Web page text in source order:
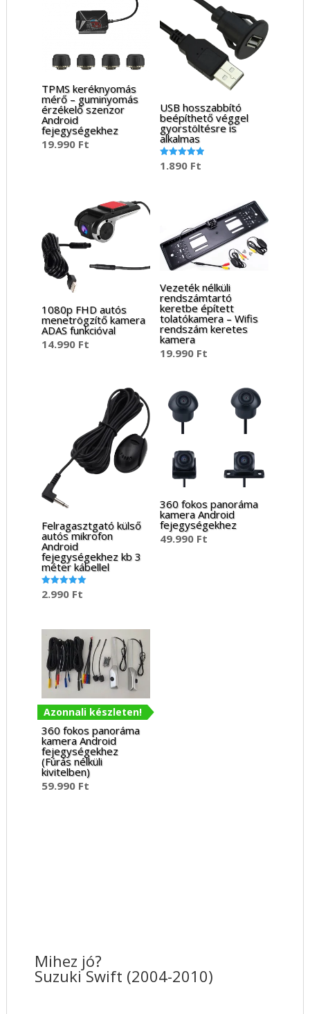
TPMS keréknyomás
mérő – guminyomás
érzékelő szenzor
Android
fejegységekhez
19.990 Ft
USB hosszabbító
beépíthető véggel
gyorstöltésre is
alkalmas
Értékelés:
5.00
1.890 Ft
1080p FHD autós
menetrögzítő kamera
ADAS funkcióval
14.990 Ft
Vezeték nélküli
rendszámtartó
keretbe épített
tolatókamera – Wifis
rendszám keretes
kamera
19.990 Ft
Felragasztgató külső
autós mikrofon
Android
fejegységekhez kb 3
méter kábellel
Értékelés:
5.00
2.990 Ft
360 fokos panoráma
kamera Android
fejegységekhez
49.990 Ft
Azonnali készleten!
360 fokos panoráma
kamera Android
fejegységekhez
(Fúrás nélküli
kivitelben)
59.990 Ft
Mihez jó?
Suzuki Swift (2004-2010)